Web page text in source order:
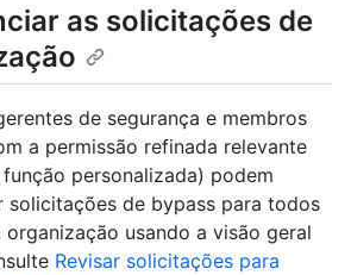
as solicitações de
de segurança e membros
a permissão refinada relevante
personalizada) podem
solicitações de bypass para todos
usando a visão geral
Revisar solicitações para